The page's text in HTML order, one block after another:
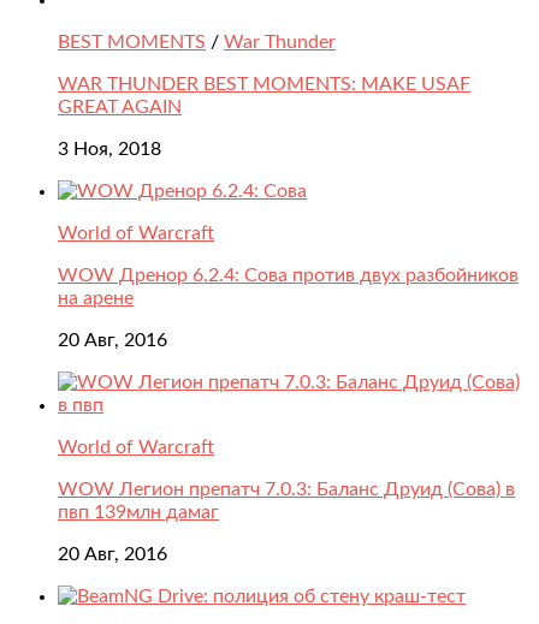
BEST MOMENTS / War Thunder
WAR THUNDER BEST MOMENTS: MAKE USAF
GREAT AGAIN
3 Ноя, 2018
World of Warcraft
WOW Дренор 6.2.4: Сова против двух разбойников
на арене
20 Авг, 2016
World of Warcraft
WOW Легион препатч 7.0.3: Баланс Друид (Сова) в
пвп 139млн дамаг
20 Авг, 2016